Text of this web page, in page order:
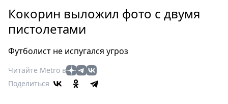
Россия
Мир
Еда
Туризм
Мода
Кокорин выложил фото с двумя
пистолетами
Футболист не испугался угроз
Читайте Metro в
Поделиться